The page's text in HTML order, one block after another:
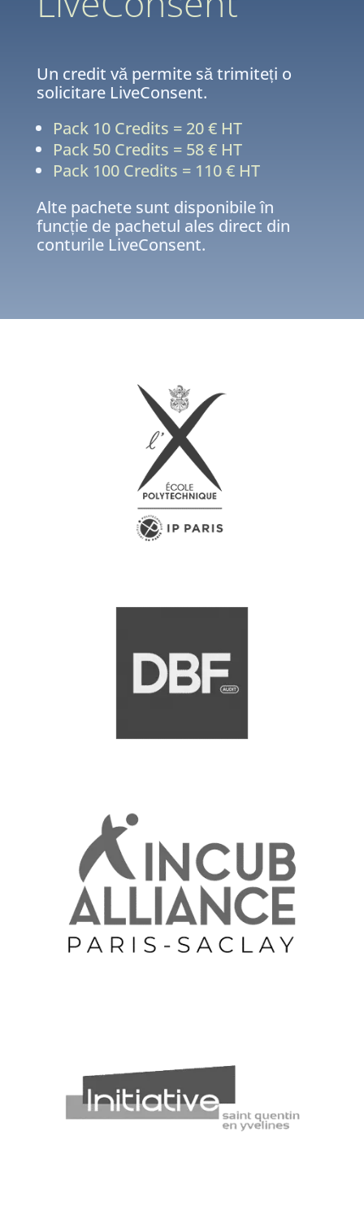
Un credit vă permite să trimiteți o
solicitare LiveConsent.
Pack 10 Credits = 20 € HT
Pack 50 Credits = 58 € HT
Pack 100 Credits = 110 € HT
Alte pachete sunt disponibile în
funcție de pachetul ales direct din
conturile LiveConsent.